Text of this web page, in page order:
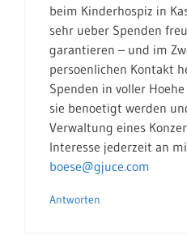
beim Kinderhospiz in
sehr ueber Spenden
garantieren – und im
persoenlichen Kontakt
Spenden in voller
sie benoetigt werden
Verwaltung eines
Interesse jederzeit an
boese@gjuce.com
Antworten